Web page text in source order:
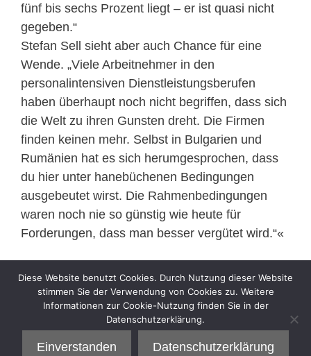
fünf bis sechs Prozent liegt – er ist quasi nicht
gegeben.“
Stefan Sell sieht aber auch Chance für eine
Wende. „Viele Arbeitnehmer in den
personalintensiven Dienstleistungsberufen
haben überhaupt noch nicht begriffen, dass sich
die Welt zu ihren Gunsten dreht. Die Firmen
finden keinen mehr. Selbst in Bulgarien und
Rumänien hat es sich herumgesprochen, dass
du hier unter hanebüchenen Bedingungen
ausgebeutet wirst. Die Rahmenbedingungen
waren noch nie so günstig wie heute für
Forderungen, dass man besser vergütet wird.“«
uns-arbeit-wert-100.html)
Kategorien
Interview
Diese Website benutzt Cookies. Durch Nutzung dieser Website
stimmen Sie der Verwendung von Cookies zu. Weitere
Informationen zur Cookie-Nutzung finden Sie in der
Datenschutzerklärung.
Einverstanden Datenschutzerklärung